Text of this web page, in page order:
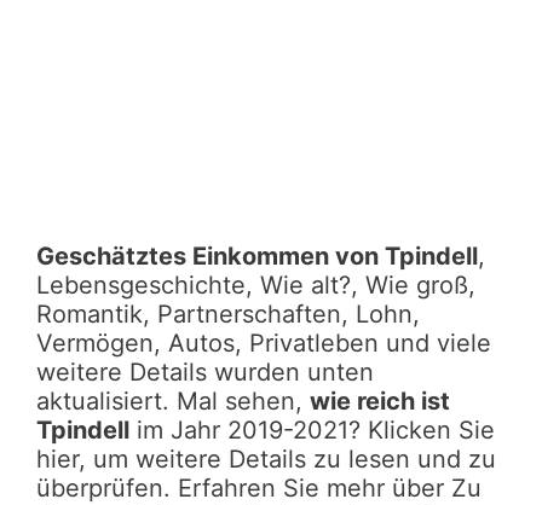
Geschätztes Einkommen von Tpindell,
Lebensgeschichte, Wie alt?, Wie groß,
Romantik, Partnerschaften, Lohn,
Vermögen, Autos, Privatleben und viele
weitere Details wurden unten
aktualisiert. Mal sehen, wie reich ist
Tpindell im Jahr 2019-2021? Klicken Sie
hier, um weitere Details zu lesen und zu
überprüfen. Erfahren Sie mehr über Zu